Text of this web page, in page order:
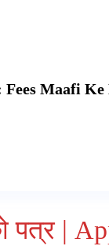
Fees Maafi
पत्र |